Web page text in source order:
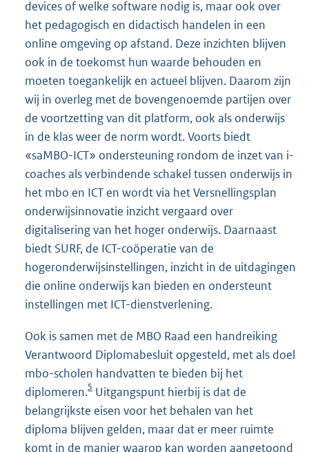
devices of welke software nodig is, maar ook over
het pedagogisch en didactisch handelen in een
online omgeving op afstand. Deze inzichten blijven
ook in de toekomst hun waarde behouden en
moeten toegankelijk en actueel blijven. Daarom zijn
wij in overleg met de bovengenoemde partijen over
de voortzetting van dit platform, ook als onderwijs
in de klas weer de norm wordt. Voorts biedt
«saMBO-ICT» ondersteuning rondom de inzet van i-
coaches als verbindende schakel tussen onderwijs in
het mbo en ICT en wordt via het Versnellingsplan
onderwijsinnovatie inzicht vergaard over
digitalisering van het hoger onderwijs. Daarnaast
biedt SURF, de ICT-coöperatie van de
hogeronderwijsinstellingen, inzicht in de uitdagingen
die online onderwijs kan bieden en ondersteunt
instellingen met ICT-dienstverlening.
Ook is samen met de MBO Raad een handreiking
Verantwoord Diplomabesluit opgesteld, met als doel
mbo-scholen handvatten te bieden bij het
diplomeren.5 Uitgangspunt hierbij is dat de
belangrijkste eisen voor het behalen van het
diploma blijven gelden, maar dat er meer ruimte
komt in de manier waarop kan worden aangetoond